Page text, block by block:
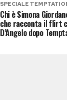
SPECIALE
Chi è Simona
che racconta il flirt
D’Angelo dopo